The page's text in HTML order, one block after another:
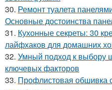
30. Ремонт туалета
Основные достоинства
31. Кухонные секреты: 30
лайфхаков для домашних
32. Умный подход к выбору
ключевых факторов
33. Профлистовая обшивка